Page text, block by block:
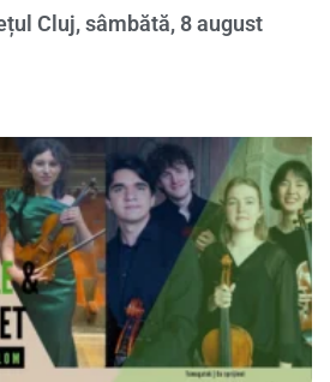
Cluj, sâmbătă, 8 august